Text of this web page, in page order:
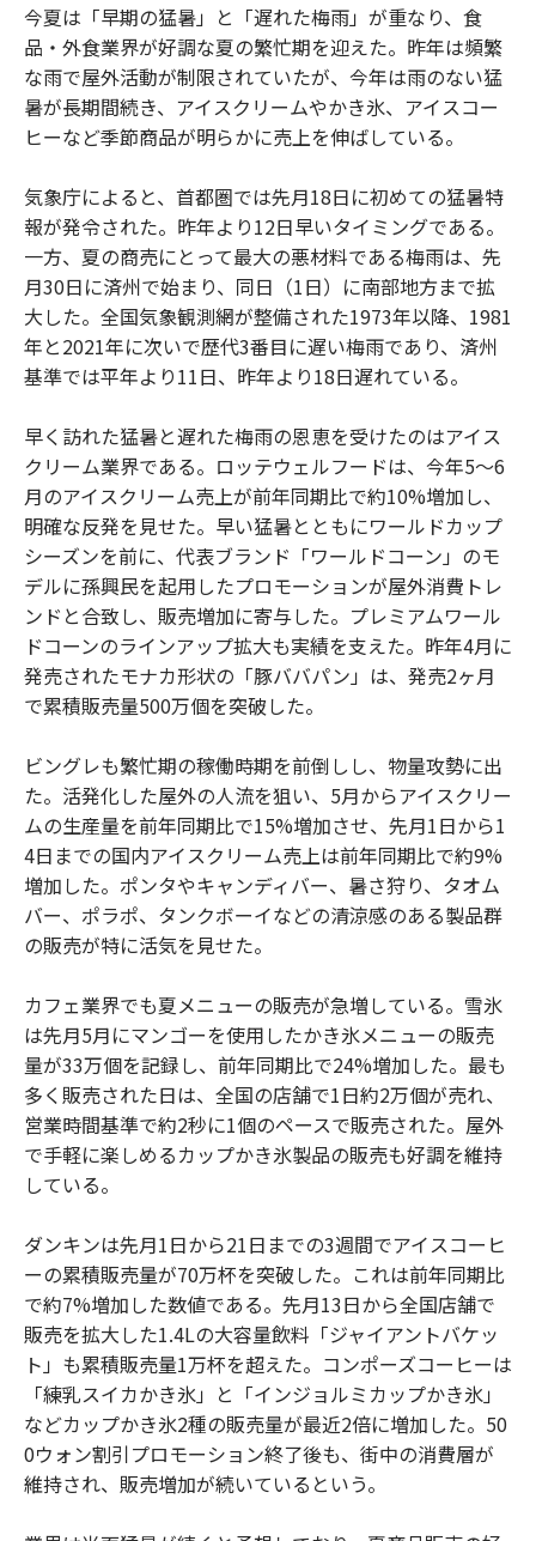
今夏は「早期の猛暑」と「遅れた梅雨」が重なり、食
品・外食業界が好調な夏の繁忙期を迎えた。昨年は頻繁
な雨で屋外活動が制限されていたが、今年は雨のない猛
暑が長期間続き、アイスクリームやかき氷、アイスコー
ヒーなど季節商品が明らかに売上を伸ばしている。
気象庁によると、首都圏では先月18日に初めての猛暑特
報が発令された。昨年より12日早いタイミングである。
一方、夏の商売にとって最大の悪材料である梅雨は、先
月30日に済州で始まり、同日（1日）に南部地方まで拡
大した。全国気象観測網が整備された1973年以降、1981
年と2021年に次いで歴代3番目に遅い梅雨であり、済州
基準では平年より11日、昨年より18日遅れている。
早く訪れた猛暑と遅れた梅雨の恩恵を受けたのはアイス
クリーム業界である。ロッテウェルフードは、今年5～6
月のアイスクリーム売上が前年同期比で約10%増加し、
明確な反発を見せた。早い猛暑とともにワールドカップ
シーズンを前に、代表ブランド「ワールドコーン」のモ
デルに孫興民を起用したプロモーションが屋外消費トレ
ンドと合致し、販売増加に寄与した。プレミアムワール
ドコーンのラインアップ拡大も実績を支えた。昨年4月に
発売されたモナカ形状の「豚ババパン」は、発売2ヶ月
で累積販売量500万個を突破した。
ビングレも繁忙期の稼働時期を前倒しし、物量攻勢に出
た。活発化した屋外の人流を狙い、5月からアイスクリー
ムの生産量を前年同期比で15%増加させ、先月1日から1
4日までの国内アイスクリーム売上は前年同期比で約9%
増加した。ポンタやキャンディバー、暑さ狩り、タオム
バー、ポラポ、タンクボーイなどの清涼感のある製品群
の販売が特に活気を見せた。
カフェ業界でも夏メニューの販売が急増している。雪氷
は先月5月にマンゴーを使用したかき氷メニューの販売
量が33万個を記録し、前年同期比で24%増加した。最も
多く販売された日は、全国の店舗で1日約2万個が売れ、
営業時間基準で約2秒に1個のペースで販売された。屋外
で手軽に楽しめるカップかき氷製品の販売も好調を維持
している。
ダンキンは先月1日から21日までの3週間でアイスコーヒ
ーの累積販売量が70万杯を突破した。これは前年同期比
で約7%増加した数値である。先月13日から全国店舗で
販売を拡大した1.4Lの大容量飲料「ジャイアントバケッ
ト」も累積販売量1万杯を超えた。コンポーズコーヒーは
「練乳スイカかき氷」と「インジョルミカップかき氷」
などカップかき氷2種の販売量が最近2倍に増加した。50
0ウォン割引プロモーション終了後も、街中の消費層が
維持され、販売増加が続いているという。